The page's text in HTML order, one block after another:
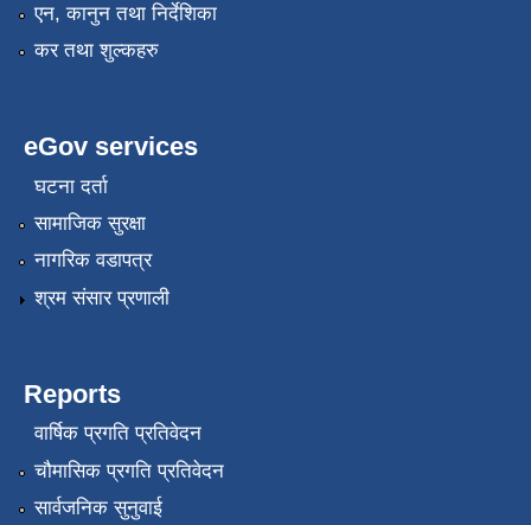
एन, कानुन तथा निर्देशिका
कर तथा शुल्कहरु
eGov services
घटना दर्ता
सामाजिक सुरक्षा
नागरिक वडापत्र
श्रम संसार प्रणाली
Reports
वार्षिक प्रगति प्रतिवेदन
चौमासिक प्रगति प्रतिवेदन
सार्वजनिक सुनुवाई